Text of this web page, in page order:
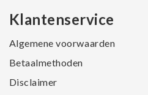
Klantenservice
Algemene voorwaarden
Betaalmethoden
Disclaimer